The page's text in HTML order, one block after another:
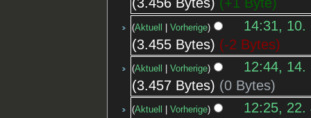
Aktuell Vorherige
14:31, 10.
3.455 Bytes
-2 Bytes
Aktuell Vorherige
12:44, 14.
3.457 Bytes
0 Bytes
Aktuell Vorherige
12:25, 22.